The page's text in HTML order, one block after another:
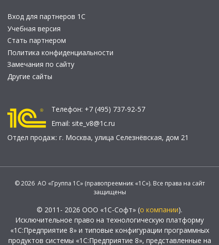
Вход для партнеров 1С
Учебная версия
Стать партнером
Политика конфиденциальности
Замечания по сайту
Другие сайты
Телефон: +7 (495) 737-92-57
Email: site_v8@1c.ru
Отдел продаж: г. Москва, улица Селезнёвская, дом 21
© 2026 АО «Группа 1С» (правопреемник «1С»). Все права на сайт
защищены
© 2011- 2026 ООО «1С-Софт» (о компании).
Исключительное право на технологическую платформу
«1С:Предприятие 8» и типовые конфигурации программных
продуктов системы «1С:Предприятие 8», представленные на